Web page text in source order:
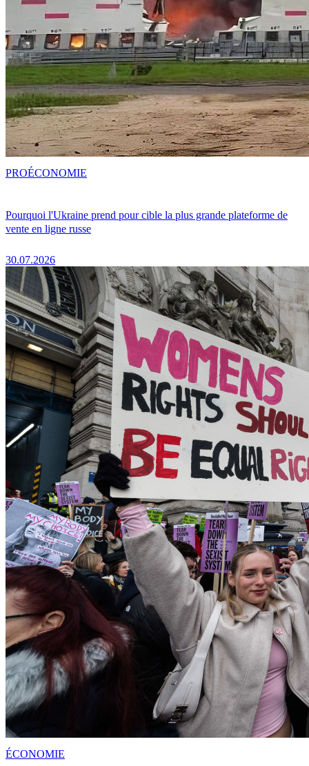
Pourquoi l'Ukraine prend pour cible la plus grande plateforme de
vente en ligne russe
30.07.2026
PROÉCONOMIE
ÉCONOMIE